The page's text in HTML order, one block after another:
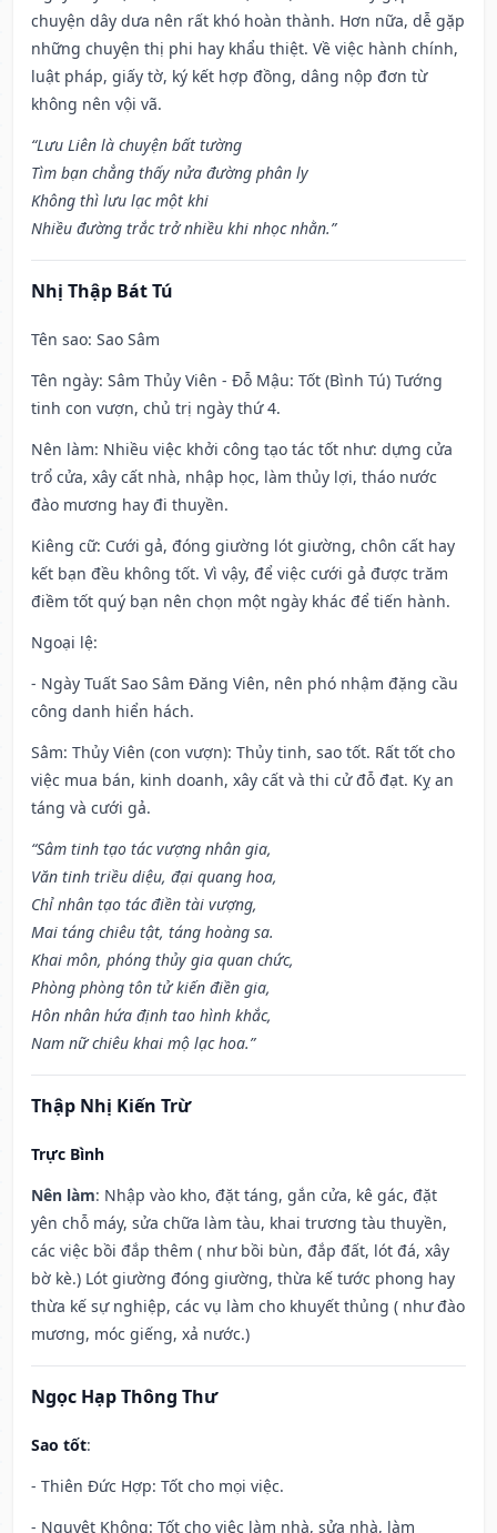
chuyện dây dưa nên rất khó hoàn thành. Hơn nữa, dễ gặp
những chuyện thị phi hay khẩu thiệt. Về việc hành chính,
luật pháp, giấy tờ, ký kết hợp đồng, dâng nộp đơn từ
không nên vội vã.
“Lưu Liên là chuyện bất tường
Tìm bạn chẳng thấy nửa đường phân ly
Không thì lưu lạc một khi
Nhiều đường trắc trở nhiều khi nhọc nhằn.”
Nhị Thập Bát Tú
Tên sao: Sao Sâm
Tên ngày: Sâm Thủy Viên - Đỗ Mậu: Tốt (Bình Tú) Tướng
tinh con vượn, chủ trị ngày thứ 4.
Nên làm: Nhiều việc khởi công tạo tác tốt như: dựng cửa
trổ cửa, xây cất nhà, nhập học, làm thủy lợi, tháo nước
đào mương hay đi thuyền.
Kiêng cữ: Cưới gả, đóng giường lót giường, chôn cất hay
kết bạn đều không tốt. Vì vậy, để việc cưới gả được trăm
điềm tốt quý bạn nên chọn một ngày khác để tiến hành.
Ngoại lệ:
- Ngày Tuất Sao Sâm Đăng Viên, nên phó nhậm đặng cầu
công danh hiển hách.
Sâm: Thủy Viên (con vượn): Thủy tinh, sao tốt. Rất tốt cho
việc mua bán, kinh doanh, xây cất và thi cử đỗ đạt. Kỵ an
táng và cưới gả.
“Sâm tinh tạo tác vượng nhân gia,
Văn tinh triều diệu, đại quang hoa,
Chỉ nhân tạo tác điền tài vượng,
Mai táng chiêu tật, táng hoàng sa.
Khai môn, phóng thủy gia quan chức,
Phòng phòng tôn tử kiến điền gia,
Hôn nhân hứa định tao hình khắc,
Nam nữ chiêu khai mộ lạc hoa.”
Thập Nhị Kiến Trừ
Trực Bình
Nên làm: Nhập vào kho, đặt táng, gắn cửa, kê gác, đặt
yên chỗ máy, sửa chữa làm tàu, khai trương tàu thuyền,
các việc bồi đắp thêm ( như bồi bùn, đắp đất, lót đá, xây
bờ kè.) Lót giường đóng giường, thừa kế tước phong hay
thừa kế sự nghiệp, các vụ làm cho khuyết thủng ( như đào
mương, móc giếng, xả nước.)
Ngọc Hạp Thông Thư
Sao tốt:
- Thiên Đức Hợp: Tốt cho mọi việc.
- Nguyệt Không: Tốt cho việc làm nhà, sửa nhà, làm